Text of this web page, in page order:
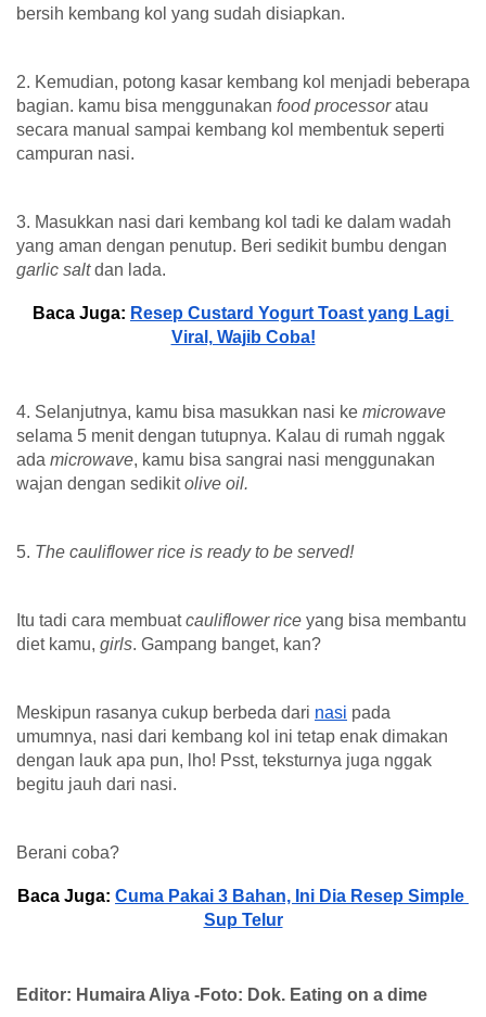
bersih kembang kol yang sudah disiapkan.
2. Kemudian, potong kasar kembang kol menjadi beberapa
bagian. kamu bisa menggunakan food processor atau
secara manual sampai kembang kol membentuk seperti
campuran nasi.
3. Masukkan nasi dari kembang kol tadi ke dalam wadah
garlic salt dan lada.
Baca Juga: Resep Custard Yogurt Toast yang Lagi
Viral, Wajib Coba!
4. Selanjutnya, kamu bisa masukkan nasi ke microwave
selama 5 menit dengan tutupnya. Kalau di rumah nggak
ada microwave, kamu bisa sangrai nasi menggunakan
wajan dengan sedikit olive oil.
5. The cauliflower rice is ready to be served!
Itu tadi cara membuat cauliflower rice yang bisa membantu
diet kamu, girls. Gampang banget, kan?
Meskipun rasanya cukup berbeda dari nasi pada
umumnya, nasi dari kembang kol ini tetap enak dimakan
dengan lauk apa pun, lho! Psst, teksturnya juga nggak
begitu jauh dari nasi.
Berani coba?
Baca Juga: Cuma Pakai 3 Bahan, Ini Dia Resep Simple
Sup Telur
Editor: Humaira Aliya -Foto: Dok. Eating on a dime